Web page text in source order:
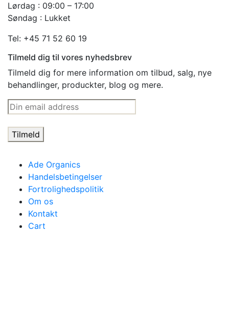
Lørdag : 09:00 – 17:00
Søndag : Lukket
Tel: +45 71 52 60 19
Tilmeld dig til vores nyhedsbrev
Tilmeld dig for mere information om tilbud, salg, nye
behandlinger, produckter, blog og mere.
Ade Organics
Handelsbetingelser
Fortrolighedspolitik
Om os
Kontakt
Cart